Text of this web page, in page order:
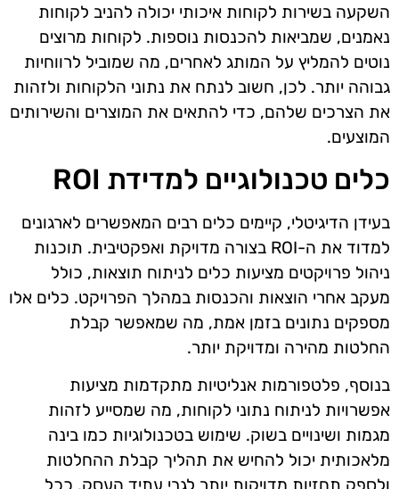
השקעה בשירות לקוחות איכותי יכולה להניב לקוחות
נאמנים, שמביאות להכנסות נוספות. לקוחות מרוצים
נוטים להמליץ על המותג לאחרים, מה שמוביל לרווחיות
גבוהה יותר. לכן, חשוב לנתח את נתוני הלקוחות ולזהות
את הצרכים שלהם, כדי להתאים את המוצרים והשירותים
המוצעים.
כלים טכנולוגיים למדידת ROI
בעידן הדיגיטלי, קיימים כלים רבים המאפשרים לארגונים
למדוד את ה-ROI בצורה מדויקת ואפקטיבית. תוכנות
ניהול פרויקטים מציעות כלים לניתוח תוצאות, כולל
מעקב אחרי הוצאות והכנסות במהלך הפרויקט. כלים אלו
מספקים נתונים בזמן אמת, מה שמאפשר קבלת
החלטות מהירה ומדויקת יותר.
בנוסף, פלטפורמות אנליטיות מתקדמות מציעות
אפשרויות לניתוח נתוני לקוחות, מה שמסייע לזהות
מגמות ושינויים בשוק. שימוש בטכנולוגיות כמו בינה
מלאכותית יכול להחיש את תהליך קבלת ההחלטות